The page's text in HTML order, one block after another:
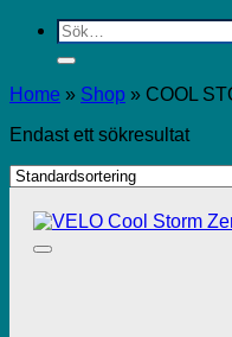
Sök
efter:
Home » Shop » COOL
Endast ett sökresultat